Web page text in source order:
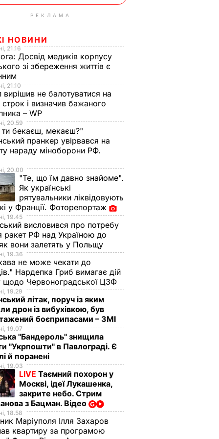
з
–
за
Чому Чарльз III
насправді
проігнорував 45-
річчя дружини
принца Гаррі і не
привітав невістку
6 серпня, 16.36БУЛЬВАР
РЕКЛАМА
НОВИНИ
21.16
Досвід медиків корпусу
зі збереження життів є
21.10
не балотуватися на
строк і визначив бажаного
– WP
20.59
ти бекаєш, мекаєш?"
пранкер увірвався на
нараду міноборони РФ.
20.00
"Те, що їм давно знайоме".
Як українські
рятувальники ліквідовують
у Франції. Фоторепортаж
19.45
висловився про потребу
ракет РФ над Україною до
вони залетять у Польщу
19.36
не може чекати до
Нардепка Гриб вимагає дій
щодо Червоноградської ЦЗФ
19.29
літак, поруч із яким
дрон із вибухівкою, був
боєприпасами – ЗМІ
19.07
"Бандероль" знищила
"Укрпошти" в Павлограді. Є
й поранені
19.03
LIVE Таємний похорон у
Москві, ідеї Лукашенка,
закрите небо. Стрим
з Бацман. Відео
18.58
Маріуполя Ілля Захаров
квартиру за програмою